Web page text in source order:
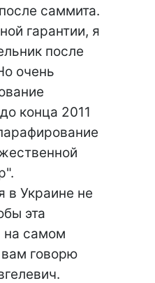
саммита.
гарантии, я
после
очень
конца 2011
в Украине не
эта
на самом
говорю